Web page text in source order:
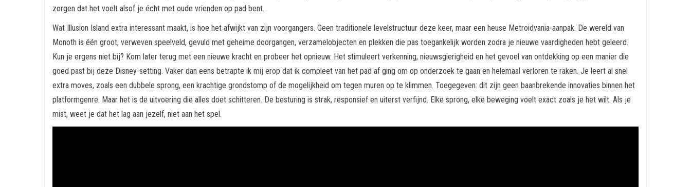
zorgen dat het voelt alsof je écht met oude vrienden op pad bent.
Wat Illusion Island extra interessant maakt, is hoe het afwijkt van zijn voorgangers. Geen traditionele levelstructuur deze keer, maar een heuse Metroidvania-aanpak. De wereld van
Monoth is één groot, verweven speelveld, gevuld met geheime doorgangen, verzamelobjecten en plekken die pas toegankelijk worden zodra je nieuwe vaardigheden hebt geleerd.
Kun je ergens niet bij? Kom later terug met een nieuwe kracht en probeer het opnieuw. Het stimuleert verkenning, nieuwsgierigheid en het gevoel van ontdekking op een manier die
goed past bij deze Disney-setting. Vaker dan eens betrapte ik mij erop dat ik compleet van het pad af ging om op onderzoek te gaan en helemaal verloren te raken. Je leert al snel
extra moves, zoals een dubbele sprong, een krachtige grondstomp of de mogelijkheid om tegen muren op te klimmen. Toegegeven: dit zijn geen baanbrekende innovaties binnen het
platformgenre. Maar het is de uitvoering die alles doet schitteren. De besturing is strak, responsief en uiterst verfijnd. Elke sprong, elke beweging voelt exact zoals je het wilt. Als je
mist, weet je dat het lag aan jezelf, niet aan het spel.